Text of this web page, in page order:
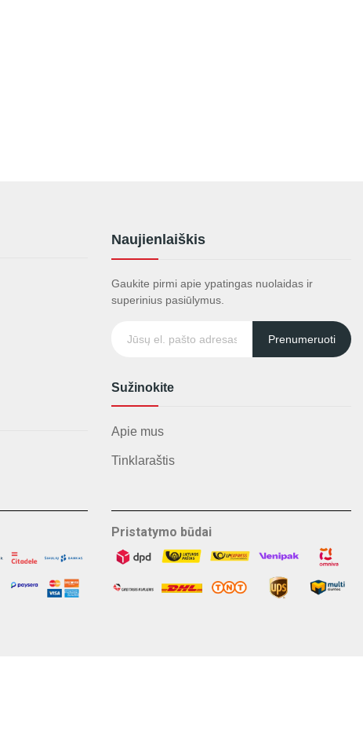
Naujienlaiškis
Gaukite pirmi apie ypatingas nuolaidas ir
superinius pasiūlymus.
Prenumeruoti
Sužinokite
Apie mus
Tinklaraštis
Pristatymo būdai